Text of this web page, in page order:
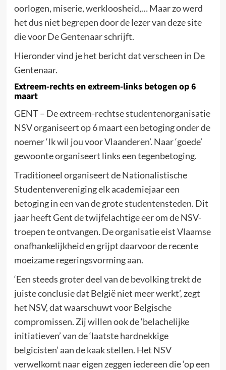
oorlogen, miserie, werkloosheid,… Maar zo werd
het dus niet begrepen door de lezer van deze site
die voor De Gentenaar schrijft.
Hieronder vind je het bericht dat verscheen in De
Gentenaar.
Extreem-rechts en extreem-links betogen op 6
maart
GENT – De extreem-rechtse studentenorganisatie
NSV organiseert op 6 maart een betoging onder de
noemer ‘Ik wil jou voor Vlaanderen’. Naar ‘goede’
gewoonte organiseert links een tegenbetoging.
Traditioneel organiseert de Nationalistische
Studentenvereniging elk academiejaar een
betoging in een van de grote studentensteden. Dit
jaar heeft Gent de twijfelachtige eer om de NSV-
troepen te ontvangen. De organisatie eist Vlaamse
onafhankelijkheid en grijpt daarvoor de recente
moeizame regeringsvorming aan.
‘Een steeds groter deel van de bevolking trekt de
juiste conclusie dat België niet meer werkt’, zegt
het NSV, dat waarschuwt voor Belgische
compromissen. Zij willen ook de ‘belachelijke
initiatieven’ van de ‘laatste hardnekkige
belgicisten’ aan de kaak stellen. Het NSV
verwelkomt naar eigen zeggen iedereen die ‘op een